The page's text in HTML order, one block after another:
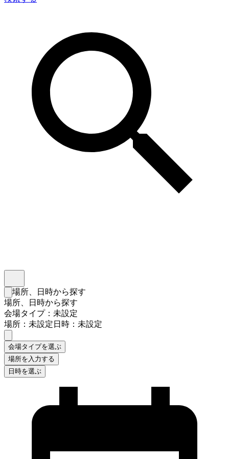
検索フォームを閉じる
場所、日時から探す
場所、日時から探す
会場タイプ：未設定
場所：未設定日時：未設定
会場タイプを選ぶ
場所を入力する
日時を選ぶ